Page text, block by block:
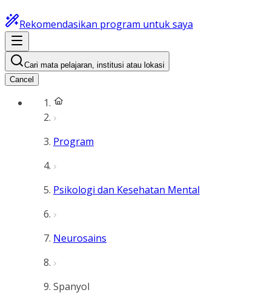
Rekomendasikan program untuk saya
Cari mata pelajaran, institusi atau lokasi
Cancel
Program
Psikologi dan Kesehatan Mental
Neurosains
Spanyol